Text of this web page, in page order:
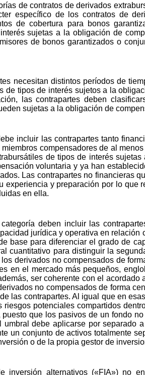
de contratos de derivados
específico de los contratos de
de cobertura para bonos
sujetas a la obligación de
de bonos garantizados o
necesitan distintos períodos de
de tipos de interés sujetos a la
las contrapartes deben
sujetas a la obligación de
incluir las contrapartes tanto
compensadores de al
de tipos de interés
voluntaria y ya han
Las contrapartes no financieras
experiencia y preparación por lo
en ella.
deben incluir las
jurídica y operativa en
base para diferenciar el grado de
cuantitativo para distinguir la
derivados no compensados de
en el mercado más pequeños,
ser coherente con el
no compensados de forma
las contrapartes. Al igual que en
riesgos potenciales compartidos
que los pasivos de un fondo
umbral debe aplicarse por separado
un conjunto de activos totalmente
o de la propia gestor de
inversión alternativos («FIA») no